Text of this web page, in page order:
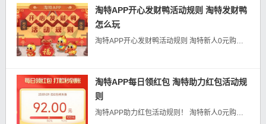
淘特APP开心发财鸭活动规则 淘特发财鸭
怎么玩
淘特APP开心发财鸭活动规则 淘特新人0元购：》》》点击直达《《 活动参与用户必须为受到邀请的淘特APP注册用户，且用户的淘特账号所绑定...
淘特APP每日领红包 淘特助力红包活动规
则
淘特APP助力红包活动规则！ 淘特新人0元购：》》》点击直达《《 一、助力领红包 1、用户每天指定时间内登陆活动页面参...